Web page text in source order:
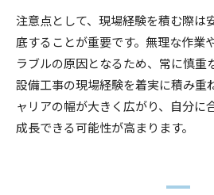
注意点として、現場経験を積む際は
底することが重要です。無理な作業
ラブルの原因となるため、常に慎重
設備工事の現場経験を着実に積み重
ャリアの幅が大きく広がり、自分に
成長できる可能性が高まります。